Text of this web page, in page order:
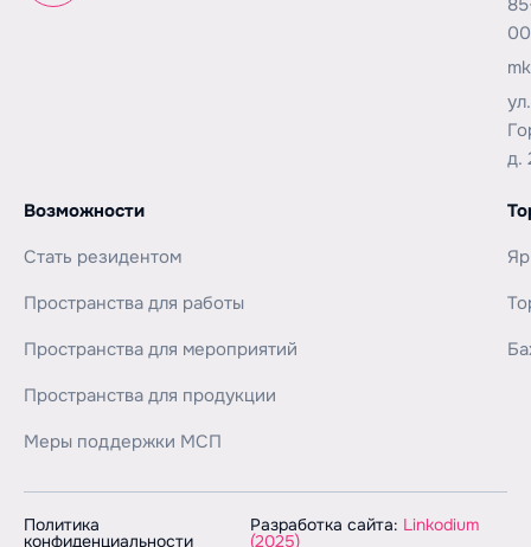
00
д.
Возможности
Стать резидентом
Пространства для работы
Пространства для мероприятий
Пространства для продукции
Меры поддержки МСП
Политика
конфиденциальности
Разработка сайта: Linkodium
(2025)